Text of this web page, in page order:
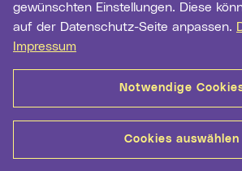
gewünschten Einstellungen. Diese
auf der Datenschutz-Seite anpassen.
Impressum
Notwendige
Cookies auswählen
Newsletter-Anmeldung
E-Mail-Adresse eingeben
Anmelden